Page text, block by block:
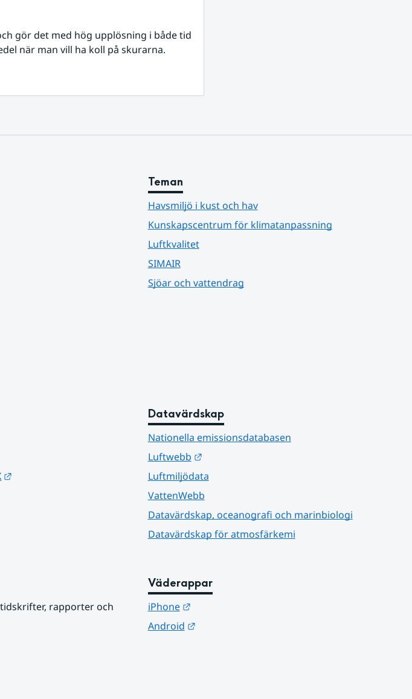
gör det med hög upplösning i både tid
när man vill ha koll på skurarna.
Teman
Havsmiljö i kust och hav
Kunskapscentrum för klimatanpassning
Luftkvalitet
SIMAIR
Sjöar och vattendrag
Datavärdskap
Nationella emissionsdatabasen
Luftwebb
Länk till annan webbplats.
Luftmiljödata
VattenWebb
Datavärdskap, oceanografi och marinbiologi
Datavärdskap för atmosfärkemi
rapporter och
Väderappar
iPhone
Länk till annan webbplats.
Android
Länk till annan webbplats.